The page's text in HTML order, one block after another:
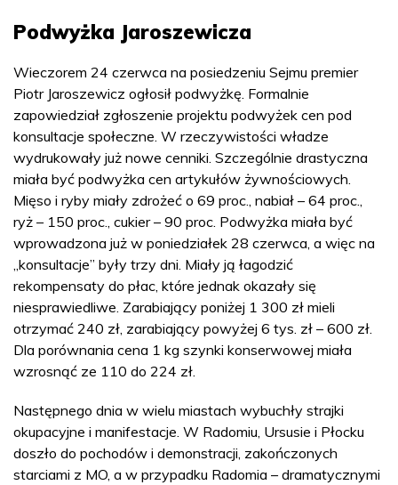
Podwyżka Jaroszewicza
Wieczorem 24 czerwca na posiedzeniu Sejmu premier
Piotr Jaroszewicz ogłosił podwyżkę. Formalnie
zapowiedział zgłoszenie projektu podwyżek cen pod
konsultacje społeczne. W rzeczywistości władze
wydrukowały już nowe cenniki. Szczególnie drastyczna
miała być podwyżka cen artykułów żywnościowych.
Mięso i ryby miały zdrożeć o 69 proc., nabiał – 64 proc.,
ryż – 150 proc., cukier – 90 proc. Podwyżka miała być
wprowadzona już w poniedziałek 28 czerwca, a więc na
„konsultacje” były trzy dni. Miały ją łagodzić
rekompensaty do płac, które jednak okazały się
niesprawiedliwe. Zarabiający poniżej 1 300 zł mieli
otrzymać 240 zł, zarabiający powyżej 6 tys. zł – 600 zł.
Dla porównania cena 1 kg szynki konserwowej miała
wzrosnąć ze 110 do 224 zł.
Następnego dnia w wielu miastach wybuchły strajki
okupacyjne i manifestacje. W Radomiu, Ursusie i Płocku
doszło do pochodów i demonstracji, zakończonych
starciami z MO, a w przypadku Radomia – dramatycznymi